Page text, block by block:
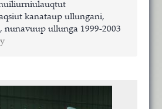
kanataup ullungani,
nunavuup ullunga 1999-2003